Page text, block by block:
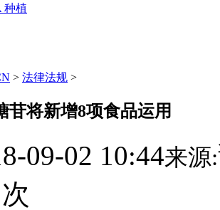
种植
> 法律法规 >
苷将新增8项食品运用
09-02 10:44来源:
次